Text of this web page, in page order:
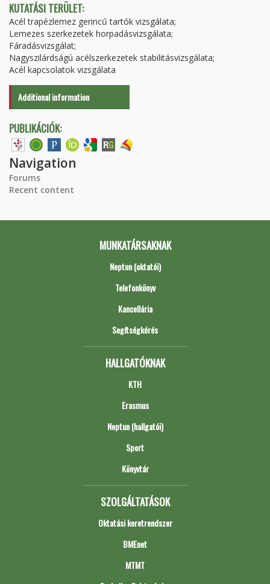
KUTATÁSI TERÜLET:
Acél trapézlemez gerincű tartók vizsgálata;
Lemezes szerkezetek horpadásvizsgálata;
Fáradásvizsgálat;
Nagyszilárdságú acélszerkezetek stabilitásvizsgálata;
Acél kapcsolatok vizsgálata
Additional information
PUBLIKÁCIÓK:
Navigation
Forums
Recent content
MUNKATÁRSAKNAK
Neptun (oktatói)
Telefonkönyv
Kancellária
Segítségkérés
HALLGATÓKNAK
KTH
Erasmus
Neptun (hallgatói)
Sport
Könyvtár
SZOLGÁLTATÁSOK
Oktatási keretrendszer
BMEnet
MTMT